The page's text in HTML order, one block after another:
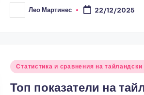
Posted
by
Лео Мартинес 22/12/2025
Posted
Статистика и сравнения на
Топ показатели на